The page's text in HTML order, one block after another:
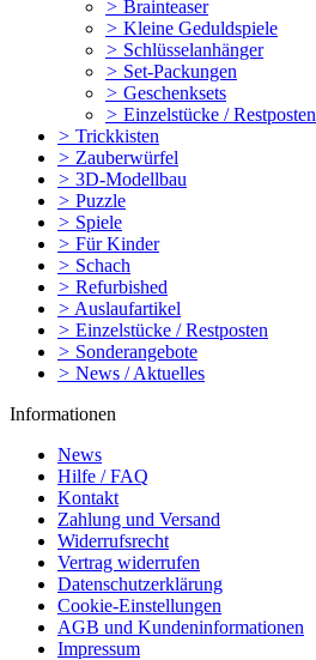
> Brainteaser
> Kleine Geduldspiele
> Schlüsselanhänger
> Set-Packungen
> Geschenksets
> Einzelstücke / Restposten
> Trickkisten
> Zauberwürfel
> 3D-Modellbau
> Puzzle
> Spiele
> Für Kinder
> Schach
> Refurbished
> Auslaufartikel
> Einzelstücke / Restposten
> Sonderangebote
> News / Aktuelles
Informationen
News
Hilfe / FAQ
Kontakt
Zahlung und Versand
Widerrufsrecht
Vertrag widerrufen
Datenschutzerklärung
Cookie-Einstellungen
AGB und Kundeninformationen
Impressum